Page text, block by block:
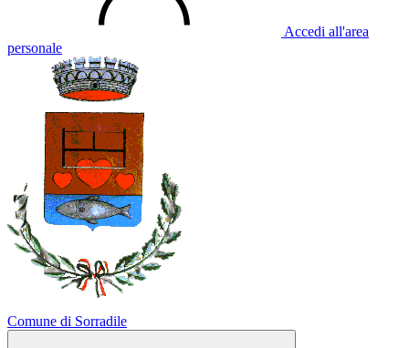
Accedi all'area
personale
Comune di Sorradile